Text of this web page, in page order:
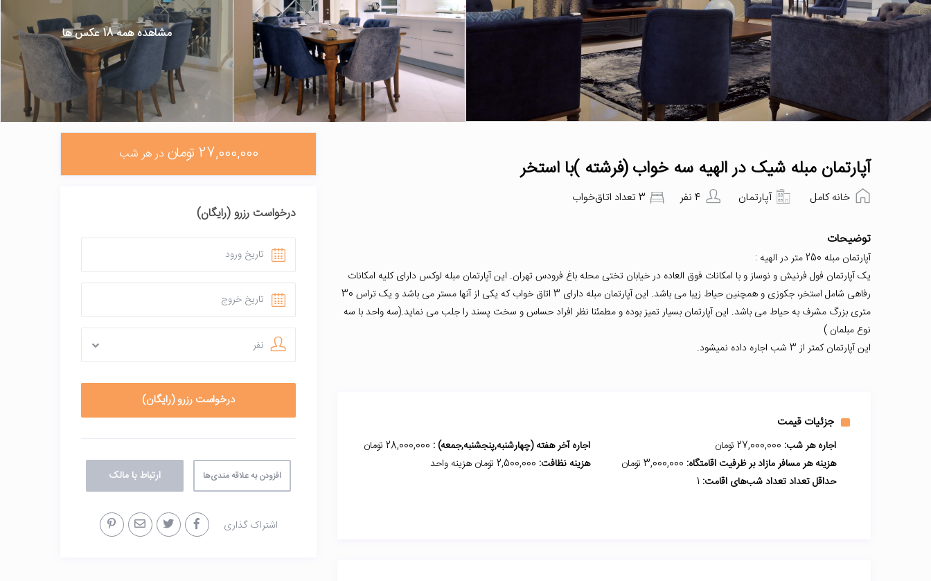
مشاهده همه 18 عکس ها
آپارتمان مبله شیک در الهیه سه خواب (فرشته )با استخر
خانه کامل آپارتمان 4 نفر 3 تعداد اتاق‌خواب
توضیحات
آپارتمان مبله 250 متر در الهیه :
یک آپارتمان فول فرنیش و نوساز و با امکانات فوق العاده در خیابان تختی محله باغ فرودس تهران. این آپارتمان مبله لوکس دارای کلیه امکانات
رفاهی شامل استخر، جکوزی و همچنین حیاط زیبا می باشد. این آپارتمان مبله دارای 3 اتاق خواب که یکی از آنها مستر می باشد و یک تراس 30
متری بزرگ مشرف به حیاط می باشد. این آپارتمان بسیار تمیز بوده و مطمئنا نظر افراد حساس و سخت پسند را جلب می نماید.(سه واحد با سه
نوع مبلمان )
این آپارتمان کمتر از 3 شب اجاره داده نمیشود.
جزئیات قیمت
اجاره هر شب: اجاره آخر هفته (چهارشنبه,پنجشنبه,جمعه) :
هزینه هر مسافر مازاد بر ظرفیت اقامتگاه:
هزینه نظافت:
حداقل تعداد تعداد شب‌های اقامت:
27,000,000 تومان در هر شب
درخواست رزرو (رایگان)
نفر
افزودن به علاقه مندی‌ها ارتباط با مالک
اشتراک گذاری